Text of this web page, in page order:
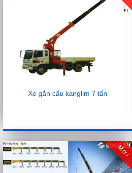
Xe gắn cẩu kanglim 7 tấn
Mới